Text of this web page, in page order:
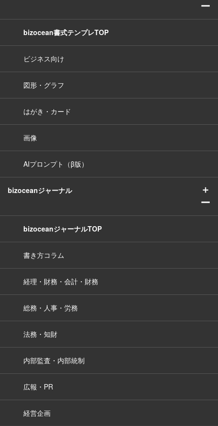
ー
bizocean書式テンプレTOP
ビジネス向け
図形・グラフ
はがき・カード
画像
AIプロンプト（β版）
bizoceanジャーナル
＋
ー
bizoceanジャーナルTOP
書き方コラム
経理・財務・会計・財務
総務・人事・労務
法務・知財
内部監査・内部統制
広報・PR
経営企画